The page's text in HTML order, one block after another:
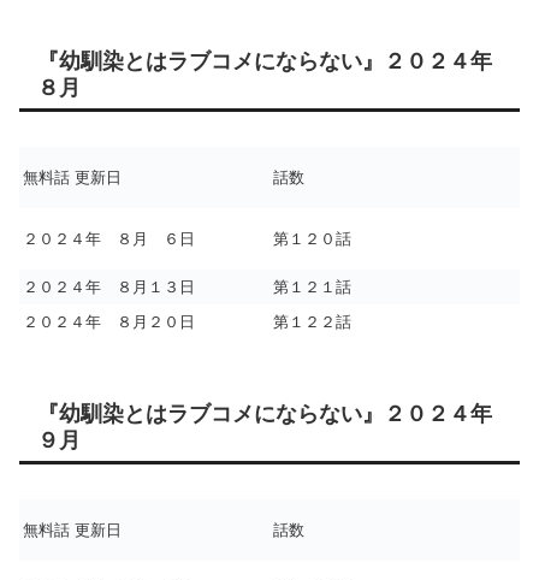
『幼馴染とはラブコメにならない』２０２４年
８月
無料話 更新日 話数
２０２４年 ８月 ６日 第１２０話
２０２４年 ８月１３日
第１２１話
２０２４年 ８月２０日
第１２２話
『幼馴染とはラブコメにならない』２０２４年
９月
無料話 更新日 話数